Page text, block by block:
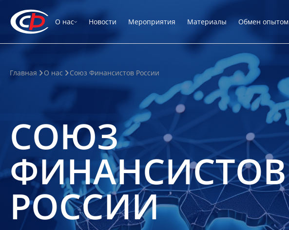
О нас Новости Мероприятия Материалы Обмен опытом
Главная О нас Союз Финансистов России
СОЮЗ
ФИНАНСИСТОВ
РОССИИ